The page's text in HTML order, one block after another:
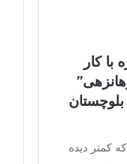
با کار
کمتر دیده